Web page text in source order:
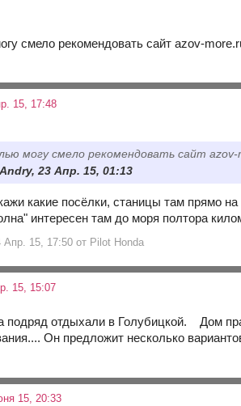
смело рекомендовать сайт azov-
15, 17:48
могу смело рекомендовать сайт
23 Апр. 15, 01:13
какие посёлки, станицы там прямо
интересен там до моря полтора
15, 17:50 от Pilot Honda
15, 15:07
подряд отдыхали в Голубицкой. Дом
Он предложит несколько
15, 20:33